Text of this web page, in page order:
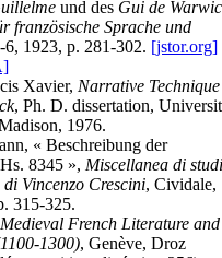
und des Gui de
französische Sprache und
6, 1923, p. 281-302. [jstor.org]
Xavier, Narrative
, Ph. D. dissertation,
1976.
« Beschreibung der
8345 », Miscellanea di studi
Vincenzo Crescini, Cividale,
315-325.
Medieval French Literature and
1300), Genève, Droz